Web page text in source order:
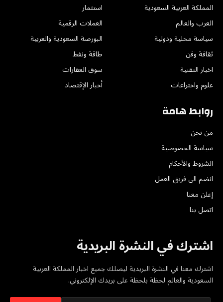
المملكة العربية السعودية
العرب والعالم
سياسة محلية ودولية
ثقافة وفن
اخبار التقنية
علوم واختراعات
استثمار
العملات الرقمية
البورصة السعودية والعربية
طاقة ونفط
سوق العقارات
أخبار الإقتصاد
روابط هامة
من نحن
سياسة الخصوصية
الشروط والأحكام
انضم الى فريق العمل
إعلن معنا
اتصل بنا
اشترك في النشرة البريدية
اشترك معنا في النشرة البريدية ليصلك جميع اخبار المملكة العربية
السعودية والعالم لحظة بلحظة على بريدك الإلكتروني.